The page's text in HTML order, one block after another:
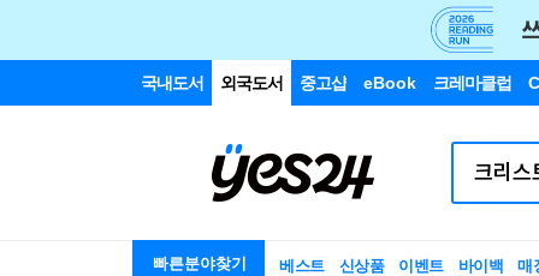
국내도서 외국도서 중고샵 eBook 크레마클럽
빠른분야찾기 베스트 신상품 이벤트 바이백 매